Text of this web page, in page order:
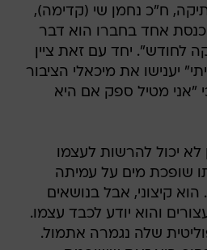
ח"כ נחמן שי (קדימה),
אחד בחברו הוא דבר
לחודש". יחד עם זאת ציין
יענישו את מיכאלי הציבור
"אני מטיל ספק אם היא
לא יכול להרשות לעצמו
שופכת מים על עמיתה
הוא קיצוני, אבל בנושאים
והוא יודע לכבד עצמו.
שלה נגמרה אתמול.